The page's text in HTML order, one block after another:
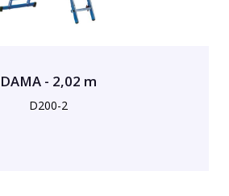
DAMA - 2,02 m
D200-2